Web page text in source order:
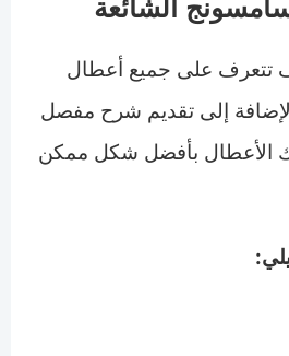
الشائعة
تتعرف على جميع أعطال
إلى تقديم شرح مفصل
الأعطال بأفضل شكل ممكن